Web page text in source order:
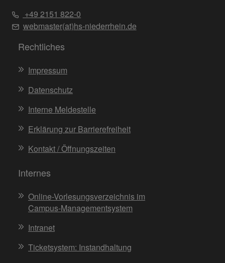
+49 2151 822-0
webmaster(at)hs-niederrhein.de
Rechtliches
Impressum
Datenschutz
Interne Meldestelle
Erklärung zur Barrierefreiheit
Kontakt / Öffnungszeiten
Internes
Online-Vorlesungsverzeichnis im
Campus-Managementsystem
Intranet
Ticketsystem: Instandhaltung